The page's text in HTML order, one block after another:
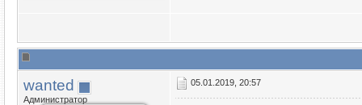
wanted
Администратор
05.01.2019, 20:57